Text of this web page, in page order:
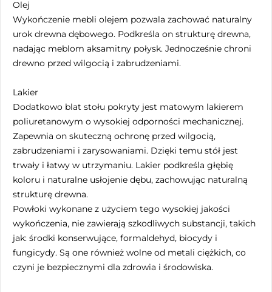
Olej
Wykończenie mebli olejem pozwala zachować naturalny
urok drewna dębowego. Podkreśla on strukturę drewna,
nadając meblom aksamitny połysk. Jednocześnie chroni
drewno przed wilgocią i zabrudzeniami.
Lakier
Dodatkowo blat stołu pokryty jest matowym lakierem
poliuretanowym o wysokiej odporności mechanicznej.
Zapewnia on skuteczną ochronę przed wilgocią,
zabrudzeniami i zarysowaniami. Dzięki temu stół jest
trwały i łatwy w utrzymaniu. Lakier podkreśla głębię
koloru i naturalne usłojenie dębu, zachowując naturalną
strukturę drewna.
Powłoki wykonane z użyciem tego wysokiej jakości
wykończenia, nie zawierają szkodliwych substancji, takich
jak: środki konserwujące, formaldehyd, biocydy i
fungicydy. Są one również wolne od metali ciężkich, co
czyni je bezpiecznymi dla zdrowia i środowiska.